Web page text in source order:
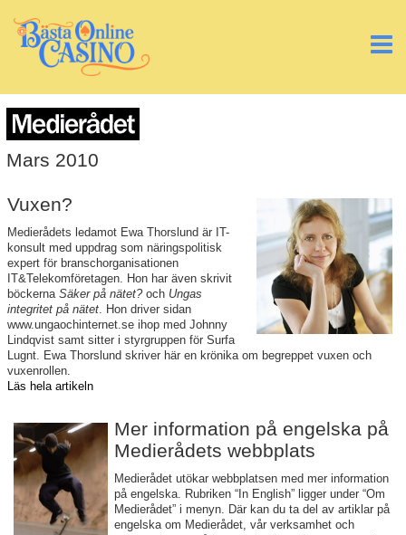
Mars 2010
Vuxen?
Medierådets ledamot Ewa Thorslund är IT-
konsult med uppdrag som näringspolitisk
expert för branschorganisationen
IT&Telekomföretagen. Hon har även skrivit
böckerna Säker på nätet?och Ungas
integritet på nätet . Hon driver sidan
www.ungaochinternet.se ihop med Johnny
Lindqvist samt sitter i styrgruppen för Surfa
Lugnt. Ewa Thorslund skriver här en krönika om begreppet vuxen och
vuxenrollen.
Läs hela artikeln
Mer information på engelska på
Medierådets webbplats
Medierådet utökar webbplatsen med mer information
på engelska. Rubriken “In English” ligger under “Om
Medierådet” i menyn. Där kan du ta del av artiklar på
engelska om Medierådet, vår verksamhet och